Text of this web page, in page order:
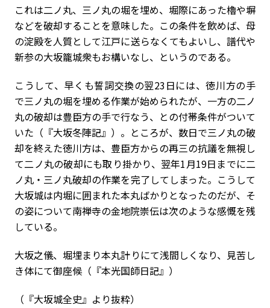
これは二ノ丸、三ノ丸の堀を埋め、堀際にあった櫓や塀
などを破却することを意味した。この条件を飲めば、母
の淀殿を人質として江戸に送らなくてもよいし、譜代や
新参の大坂籠城衆もお構いなし、というのである。
こうして、早くも誓詞交換の翌23日には、徳川方の手
で三ノ丸の堀を埋める作業が始められたが、一方の二ノ
丸の破却は豊臣方の手で行なう、との付帯条件がついて
いた（『大坂冬陣記』）。ところが、数日で三ノ丸の破
却を終えた徳川方は、豊臣方からの再三の抗議を無視し
て二ノ丸の破却にも取り掛かり、翌年1月19日までに二
ノ丸・三ノ丸破却の作業を完了してしまった。こうして
大坂城は内堀に囲まれた本丸ばかりとなったのだが、そ
の姿について南禅寺の金地院崇伝は次のような感慨を残
している。
大坂之儀、堀埋まり本丸計りにて浅間しくなり、見苦し
き体にて御座候（『本光国師日記』）
（『大坂城全史』より抜粋）